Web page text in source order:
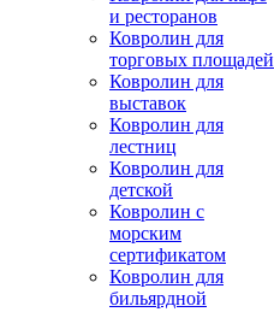
и ресторанов
Ковролин для
торговых площадей
Ковролин для
выставок
Ковролин для
лестниц
Ковролин для
детской
Ковролин с
морским
сертификатом
Ковролин для
бильярдной